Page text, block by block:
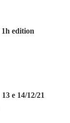
edition
e 14/12/21